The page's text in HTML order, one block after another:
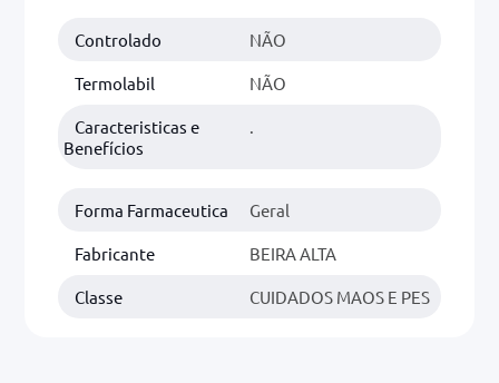
Controlado NÃO
Termolabil NÃO
Caracteristicas e
Benefícios
.
Forma Farmaceutica Geral
Fabricante BEIRA ALTA
Classe CUIDADOS MAOS E PES